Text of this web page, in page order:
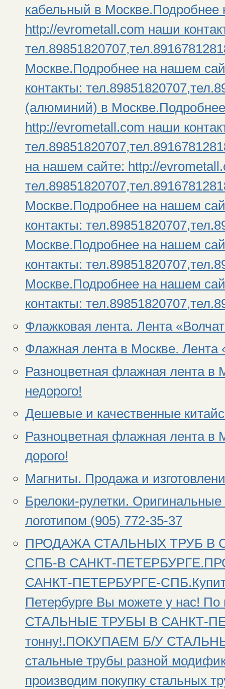
кабельный в Москве.Подробнее
http://evrometall.com наши
Москве.Подробнее на нашем
контакты:
(алюминий) в
http://evrometall.com наши
на нашем сайте: http://
Москве.Подробнее на нашем
контакты:
Москве.Подробнее на нашем
контакты:
Москве.Подробнее на нашем
контакты:
Флажковая лента. Лента
Флажная лента в Москве. Лента
Разноцветная флажная лента в
недорого!
Дешевые и качественные
Разноцветная флажная лента в
дорого!
Магниты. Продажа и
Брелоки-рулетки.
логотипом (905) 772-35-37
ПРОДАЖА СТАЛЬНЫХ ТРУБ В
СПБ-В САНКТ-
САНКТ-ПЕТЕРБУРГЕ-
Петербурге Вы можете у нас!
СТАЛЬНЫЕ ТРУБЫ В САНКТ-
тонну!.ПОКУПАЕМ Б/У
стальные трубы разной
производим покупку стальных